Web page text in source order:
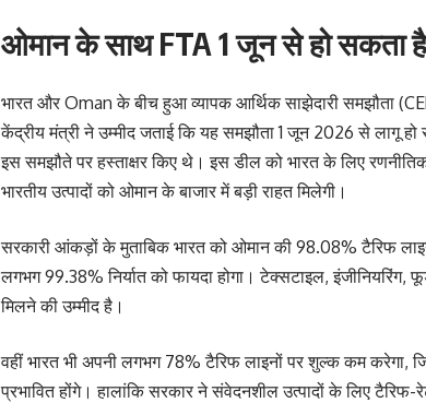
ओमान के साथ FTA 1 जून से हो सकता
भारत और Oman के बीच हुआ व्यापक आर्थिक साझेदारी समझौता
केंद्रीय मंत्री ने उम्मीद जताई कि यह समझौता 1 जून 2026 से लागू
इस समझौते पर हस्ताक्षर किए थे। इस डील को भारत के लिए
भारतीय उत्पादों को ओमान के बाजार में बड़ी राहत मिलेगी।
सरकारी आंकड़ों के मुताबिक भारत को ओमान की 98.08% टैरिफ
लगभग 99.38% निर्यात को फायदा होगा। टेक्सटाइल,
मिलने की उम्मीद है।
वहीं भारत भी अपनी लगभग 78% टैरिफ लाइनों पर शुल्क कम
प्रभावित होंगे। हालांकि सरकार ने संवेदनशील उत्पादों के लिए टैरिफ-